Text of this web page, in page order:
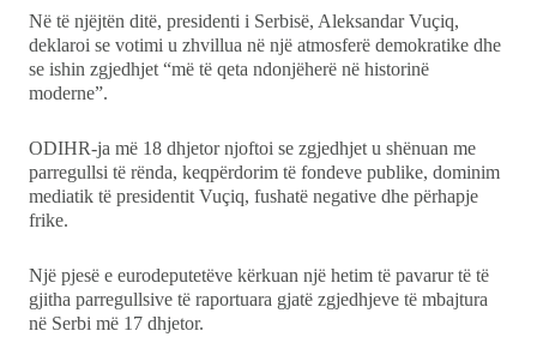
Në të njëjtën ditë, presidenti i Serbisë, Aleksandar Vuçiq,
deklaroi se votimi u zhvillua në një atmosferë demokratike dhe
se ishin zgjedhjet “më të qeta ndonjëherë në historinë
moderne”.
ODIHR-ja më 18 dhjetor njoftoi se zgjedhjet u shënuan me
parregullsi të rënda, keqpërdorim të fondeve publike, dominim
mediatik të presidentit Vuçiq, fushatë negative dhe përhapje
frike.
Një pjesë e eurodeputetëve kërkuan një hetim të pavarur të të
gjitha parregullsive të raportuara gjatë zgjedhjeve të mbajtura
në Serbi më 17 dhjetor.